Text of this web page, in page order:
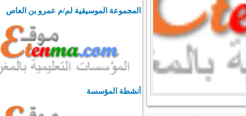
المجموعة الموسيقية لم/م عمرو بن العاص
أنشطة المؤسسة